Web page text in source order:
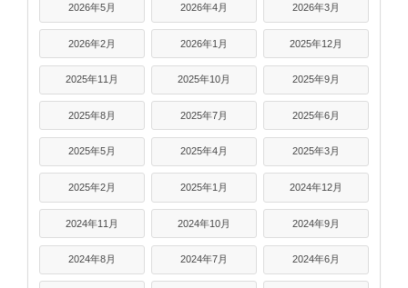
2026年5月 2026年4月 2026年3月
2026年2月 2026年1月 2025年12月
2025年11月 2025年10月 2025年9月
2025年8月 2025年7月 2025年6月
2025年5月 2025年4月 2025年3月
2025年2月 2025年1月 2024年12月
2024年11月 2024年10月 2024年9月
2024年8月 2024年7月 2024年6月